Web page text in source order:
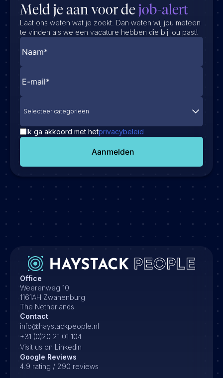
Meld je aan voor dejob-alert
Laat ons weten wat je zoekt. Dan weten wij jou meteen
te vinden als we een vacature hebben die bij jou past!
Selecteer categorieën
Ik ga akkoord met hetprivacybeleid
Aanmelden
Office
Weerenweg 10
1161AH Zwanenburg
The Netherlands
Contact
info@haystackpeople.nl
+31 (0)20 21 01 104
Visit us on Linkedin
Google Reviews
4.9 rating / 290 reviews